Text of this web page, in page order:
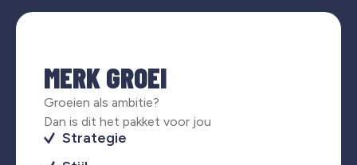
MERK GROEI
Groeien als ambitie?
Dan is dit het pakket voor jou
Strategie